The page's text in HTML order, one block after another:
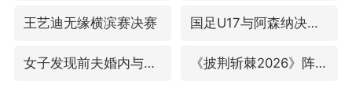
王艺迪无缘横滨赛决赛 国足U17与阿森纳决赛取消 并列冠军
女子发现前夫婚内与第三者育子 《披荆斩棘2026》阵容官宣